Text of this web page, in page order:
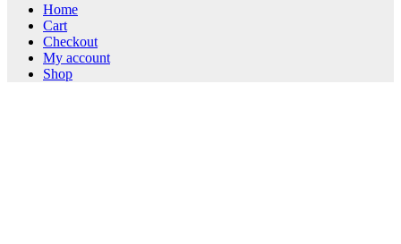
Home
Cart
Checkout
My account
Shop